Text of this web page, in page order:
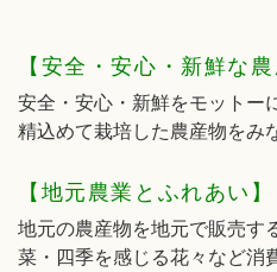
【安全・安心・新鮮な農
安全・安心・新鮮をモットー
精込めて栽培した農産物をみ
【地元農業とふれあい】
地元の農産物を地元で販売す
菜・四季を感じる花々など消